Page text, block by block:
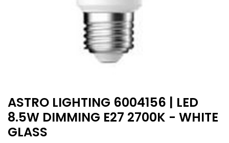
ASTRO LIGHTING 6004156 | LED
8.5W DIMMING E27 2700K - WHITE
GLASS